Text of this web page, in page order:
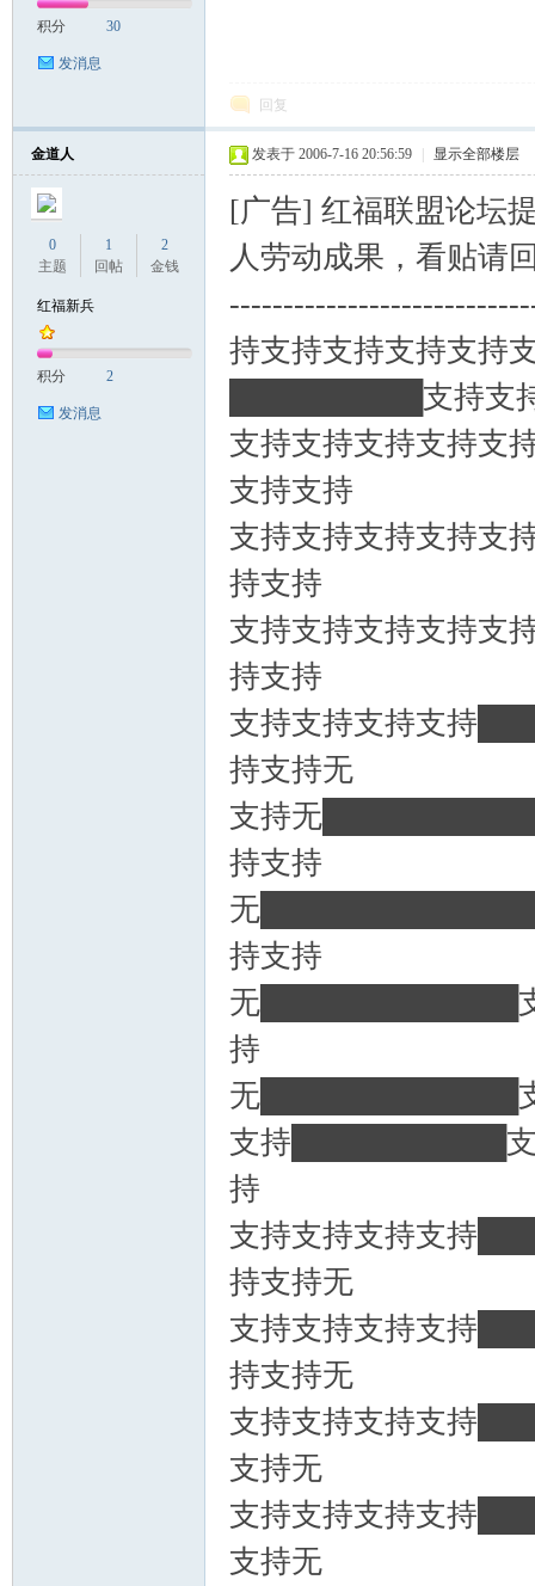
积分 30
发消息
回复
金道人
0
主题
1
回帖
2
金钱
红福新兵
积分 2
发消息
发表于 2006-7-16 20:56:59 显示全部楼层
[广告] 红福联盟论坛
人劳动成果，看贴请
持支持支持支持支持
█████████支持支
支持支持支持支持
支持支持
支持支持支持支持
持支持
支持支持支持支持
持支持
支持支持支持支持
持支持无
支持无
持支持
无
持支持
无████████████
持
无████████████
支持██████████
持
支持支持支持支持
持支持无
支持支持支持支持
持支持无
支持支持支持支持
支持无
支持支持支持支持
支持无